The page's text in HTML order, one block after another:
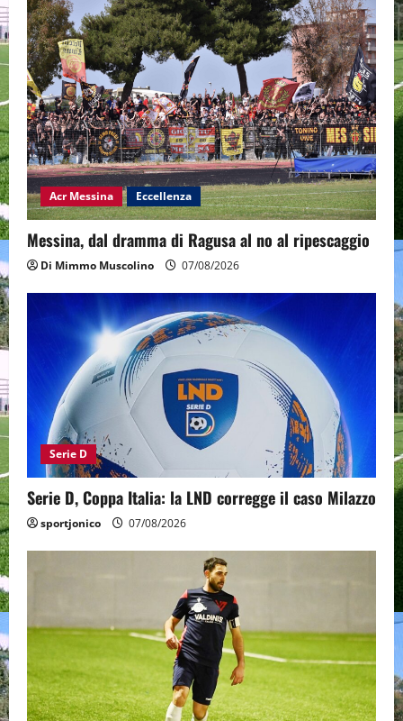
Acr Messina Eccellenza
Messina, dal dramma di Ragusa al no al ripescaggio
Di Mimmo Muscolino 07/08/2026
Serie D
Serie D, Coppa Italia: la LND corregge il caso Milazzo
sportjonico 07/08/2026